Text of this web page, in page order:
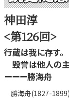
神田淳
<第126回>
行蔵は我に存す。
毀誉は他人の
ーーー勝海舟
勝海舟(1827-1899)